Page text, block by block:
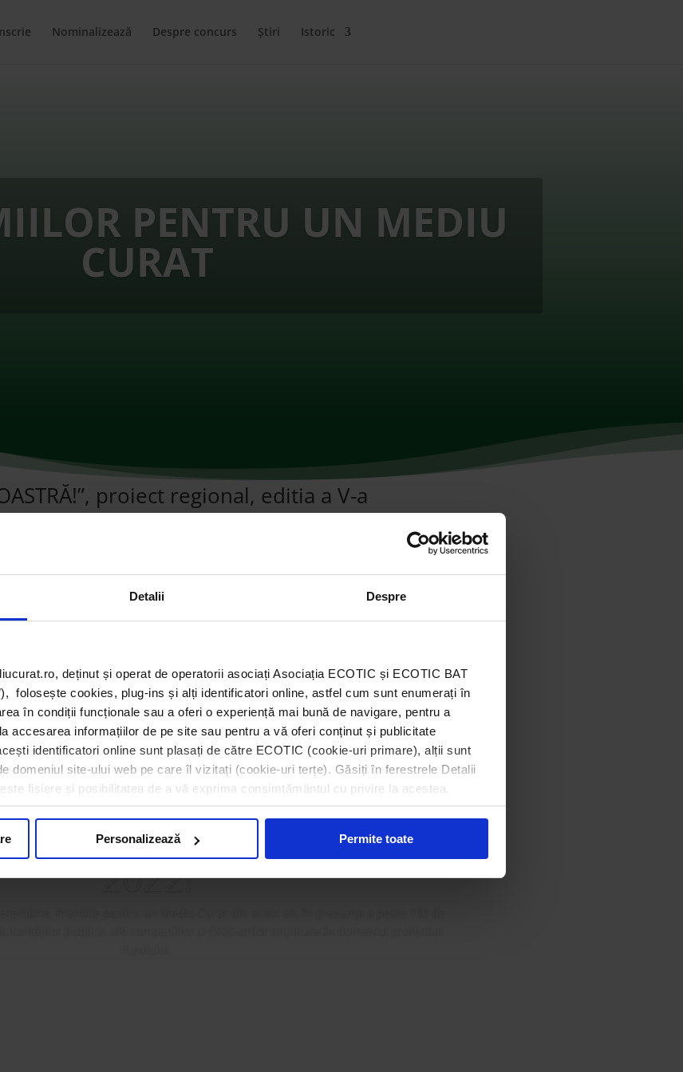
Detalii Despre
deținut și operat de operatorii asociați Asociația ECOTIC și ECOTIC BAT
folosește cookies, plug-ins și alți identificatori online, astfel cum sunt enumerați în
în condiții funcționale sau a oferi o experiență mai bună de navigare, pentru a
accesarea informațiilor de pe site sau pentru a vă oferi conținut și publicitate
identificatori online sunt plasați de către ECOTIC (cookie-uri primare), alții sunt
domeniul site-ului web pe care îl vizitați (cookie-uri terțe). Găsiți în ferestrele Detalii
fișiere și posibilitatea de a vă exprima consimțământul cu privire la acestea.
Personalizează Permite toate
Nominalizează Despre concurs Știri Istoric
PENTRU UN MEDIU
CURAT
proiect regional, editia a V-a
câștigătorii din Gala
pentru un Mediu Curat
2022!